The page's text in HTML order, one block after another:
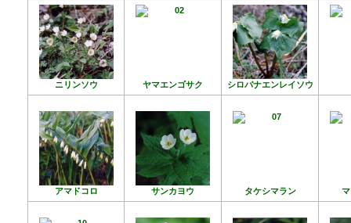
ニリンソウ ヤマエンゴサク シロバナエンレイソウ
アマドコロ サンカヨウ タケシマラン